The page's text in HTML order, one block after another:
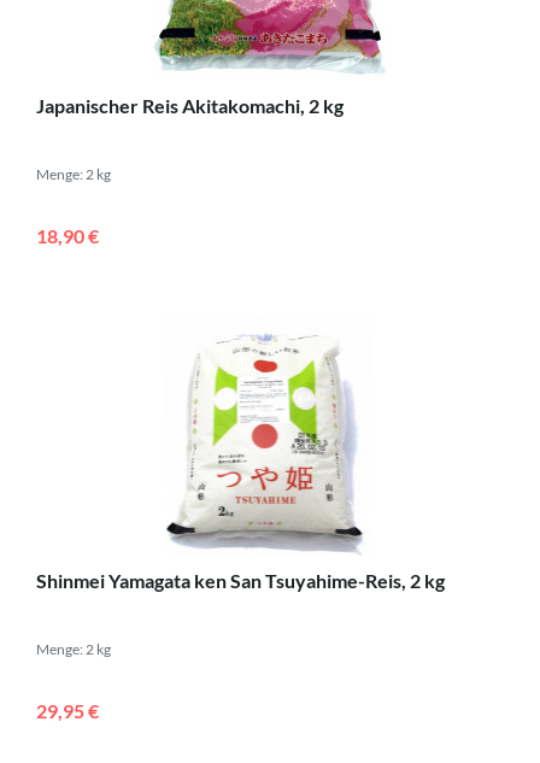
Japanischer Reis Akitakomachi, 2 kg
Menge: 2 kg
18,90 €
Shinmei Yamagata ken San Tsuyahime-Reis, 2 kg
Menge: 2 kg
29,95 €